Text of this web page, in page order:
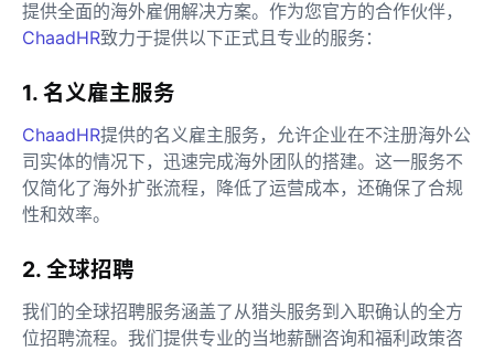
提供全面的海外雇佣解决方案。作为您官方的合作伙伴，
ChaadHR致力于提供以下正式且专业的服务：
1. 名义雇主服务
ChaadHR提供的名义雇主服务，允许企业在不注册海外公
司实体的情况下，迅速完成海外团队的搭建。这一服务不
仅简化了海外扩张流程，降低了运营成本，还确保了合规
性和效率。
2. 全球招聘
我们的全球招聘服务涵盖了从猎头服务到入职确认的全方
位招聘流程。我们提供专业的当地薪酬咨询和福利政策咨